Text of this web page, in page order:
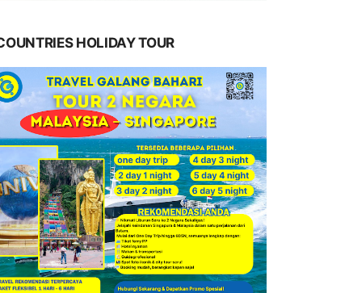
HOLIDAY TOUR